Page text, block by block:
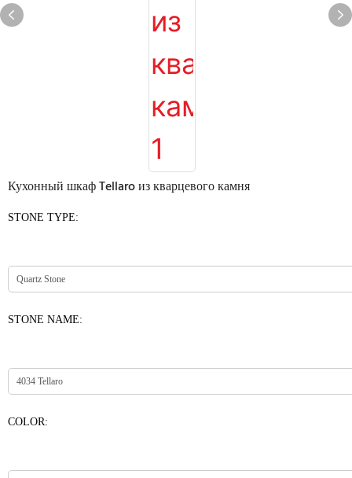
Кухонный шкаф Tellaro из кварцевого камня
STONE TYPE:
STONE NAME:
COLOR: